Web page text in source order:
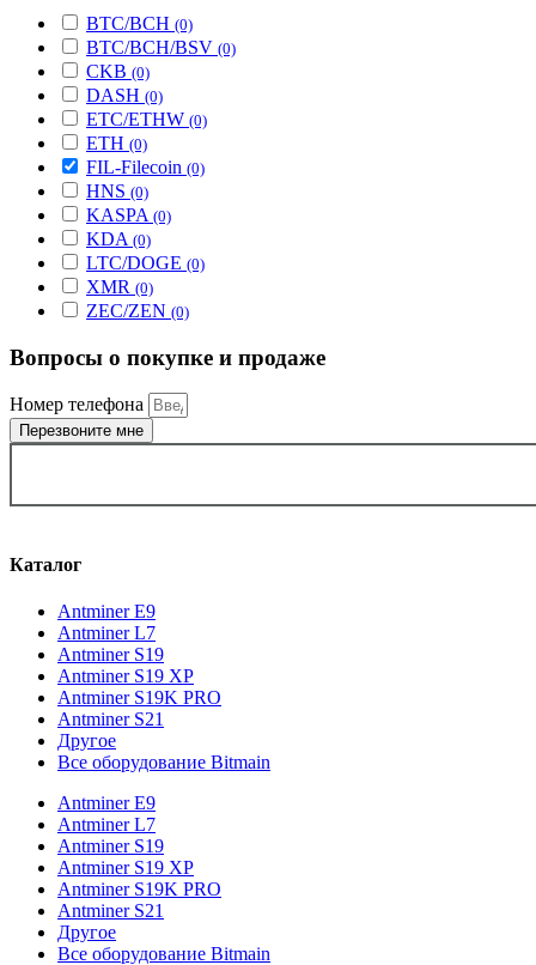
BTC/BCH (0)
BTC/BCH/BSV (0)
CKB (0)
DASH (0)
ETC/ETHW (0)
ETH (0)
FIL-Filecoin (0)
HNS (0)
KASPA (0)
KDA (0)
LTC/DOGE (0)
XMR (0)
ZEC/ZEN (0)
Вопросы о покупке и продаже
Номер телефона
Перезвоните мне
Каталог
Antminer E9
Antminer L7
Antminer S19
Antminer S19 XP
Antminer S19K PRO
Antminer S21
Другое
Все оборудование Bitmain
Antminer E9
Antminer L7
Antminer S19
Antminer S19 XP
Antminer S19K PRO
Antminer S21
Другое
Все оборудование Bitmain